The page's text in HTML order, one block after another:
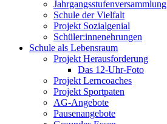
Jahrgangsstufenversammlung
Schule der Vielfalt
Projekt Sozialgenial
Schüler:innenehrungen
Schule als Lebensraum
Projekt Herausforderung
Das 12-Uhr-Foto
Projekt Lerncoaches
Projekt Sportpaten
AG-Angebote
Pausenangebote